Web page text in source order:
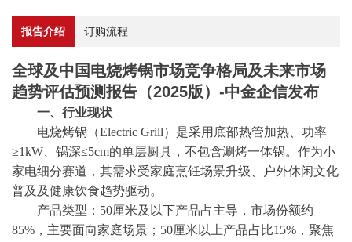
报告介绍 订购流程
全球及中国电烧烤锅市场竞争格局及未来市场
趋势评估预测报告（2025版）-中金企信发布
一、行业现状
电烧烤锅（Electric Grill）是采用底部热管加热、功率
≥1kW、锅深≤5cm的单层厨具，不包含涮烤一体锅。作为小
家电细分赛道，其需求受家庭烹饪场景升级、户外休闲文化
普及及健康饮食趋势驱动。
产品类型： 50厘米及以下产品占主导，市场份额约
85%，主要面向家庭场景；50厘米以上产品占比15%，聚焦